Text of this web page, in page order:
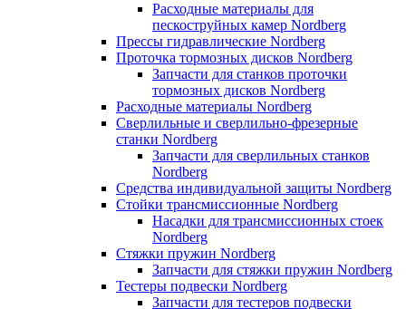
Расходные материалы для
пескоструйных камер Nordberg
Прессы гидравлические Nordberg
Проточка тормозных дисков Nordberg
Запчасти для станков проточки
тормозных дисков Nordberg
Расходные материалы Nordberg
Сверлильные и сверлильно-фрезерные
станки Nordberg
Запчасти для сверлильных станков
Nordberg
Средства индивидуальной защиты Nordberg
Стойки трансмиссионные Nordberg
Насадки для трансмиссионных стоек
Nordberg
Стяжки пружин Nordberg
Запчасти для стяжки пружин Nordberg
Тестеры подвески Nordberg
Запчасти для тестеров подвески